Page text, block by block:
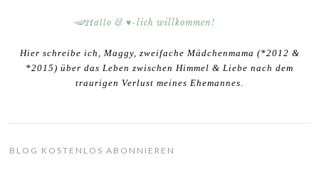
Hier schreibe ich, Maggy, zweifache Mädchenmama (*2012 &
*2015) über das Leben zwischen Himmel & Liebe nach dem
traurigen Verlust meines Ehemannes.
BLOG KOSTENLOS ABONNIEREN